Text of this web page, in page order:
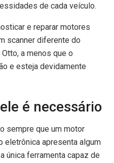
de cada veículo.
e reparar motores
scanner diferente do
a menos que o
e esteja devidamente
é necessário
sempre que um motor
eletrônica apresenta algum
única ferramenta capaz de